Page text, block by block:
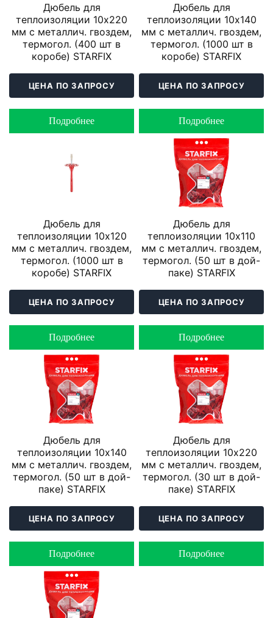
Дюбель для
теплоизоляции 10х220
мм с металлич. гвоздем,
термогол. (400 шт в
коробе) STARFIX
ЦЕНА ПО ЗАПРОСУ
Подробнее
Дюбель для
теплоизоляции 10х140
мм с металлич. гвоздем,
термогол. (1000 шт в
коробе) STARFIX
ЦЕНА ПО ЗАПРОСУ
Подробнее
Дюбель для
теплоизоляции 10х120
мм с металлич. гвоздем,
термогол. (1000 шт в
коробе) STARFIX
ЦЕНА ПО ЗАПРОСУ
Подробнее
Дюбель для
теплоизоляции 10х110
мм с металлич. гвоздем,
термогол. (50 шт в дой-
паке) STARFIX
ЦЕНА ПО ЗАПРОСУ
Подробнее
Дюбель для
теплоизоляции 10х140
мм с металлич. гвоздем,
термогол. (50 шт в дой-
паке) STARFIX
ЦЕНА ПО ЗАПРОСУ
Подробнее
Дюбель для
теплоизоляции 10х220
мм с металлич. гвоздем,
термогол. (30 шт в дой-
паке) STARFIX
ЦЕНА ПО ЗАПРОСУ
Подробнее